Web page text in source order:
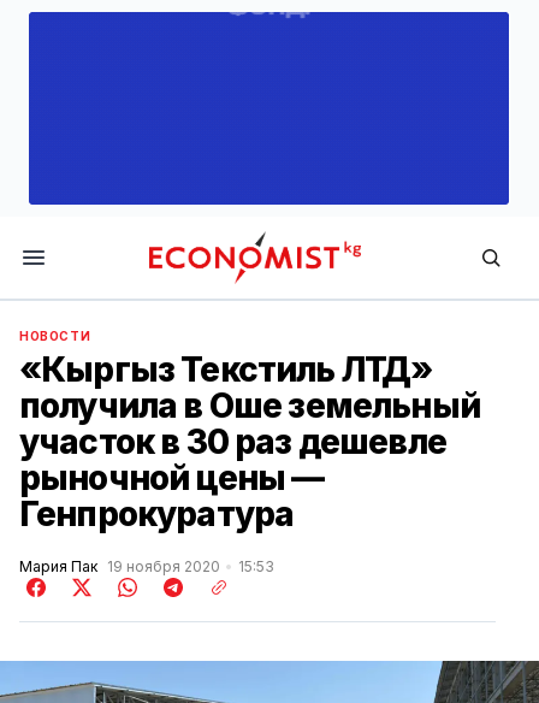
Economist.kg
НОВОСТИ
«Кыргыз Текстиль ЛТД»
получила в Оше земельный
участок в 30 раз дешевле
рыночной цены —
Генпрокуратура
Мария Пак 19 ноября 2020 15:53